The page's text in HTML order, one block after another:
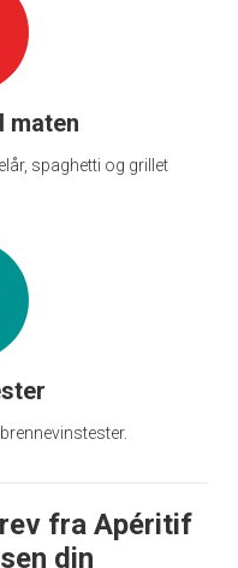
maten
spaghetti og grillet
fra Apéritif
din